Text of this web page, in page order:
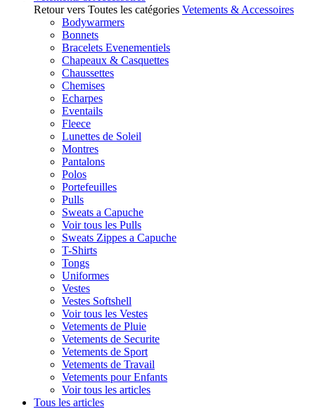
Retour vers Toutes les catégories Vetements & Accessoires
Bodywarmers
Bonnets
Bracelets Evenementiels
Chapeaux & Casquettes
Chaussettes
Chemises
Echarpes
Eventails
Fleece
Lunettes de Soleil
Montres
Pantalons
Polos
Portefeuilles
Pulls
Sweats a Capuche
Voir tous les Pulls
Sweats Zippes a Capuche
T-Shirts
Tongs
Uniformes
Vestes
Vestes Softshell
Voir tous les Vestes
Vetements de Pluie
Vetements de Securite
Vetements de Sport
Vetements de Travail
Vetements pour Enfants
Voir tous les articles
Tous les articles